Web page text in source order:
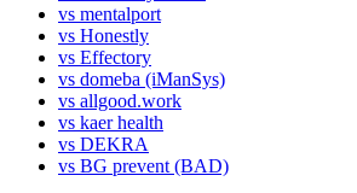
vs mentalport
vs Honestly
vs Effectory
vs domeba (iManSys)
vs allgood.work
vs kaer health
vs DEKRA
vs BG prevent (BAD)